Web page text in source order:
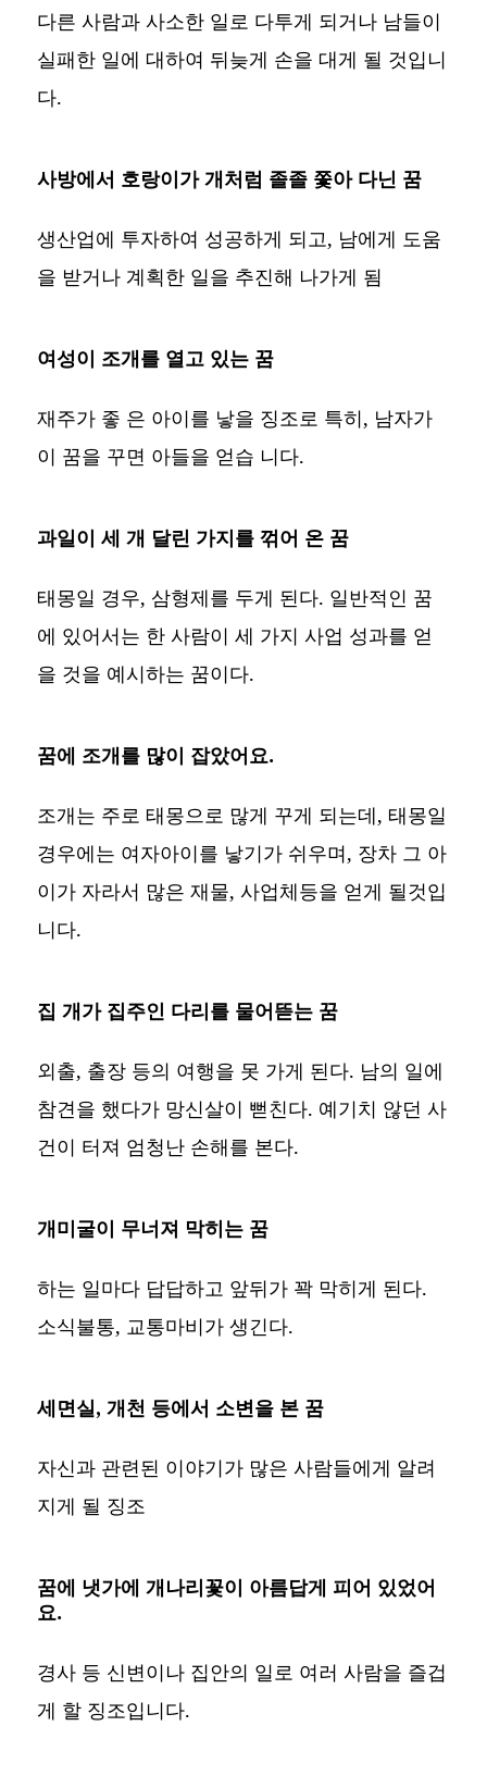
다른 사람과 사소한 일로 다투게 되거나 남들이
실패한 일에 대하여 뒤늦게 손을 대게 될 것입니
다.
사방에서 호랑이가 개처럼 졸졸 쫓아 다닌 꿈
생산업에 투자하여 성공하게 되고, 남에게 도움
을 받거나 계획한 일을 추진해 나가게 됨
여성이 조개를 열고 있는 꿈
재주가 좋 은 아이를 낳을 징조로 특히, 남자가
이 꿈을 꾸면 아들을 얻습 니다.
과일이 세 개 달린 가지를 꺾어 온 꿈
태몽일 경우, 삼형제를 두게 된다. 일반적인 꿈
에 있어서는 한 사람이 세 가지 사업 성과를 얻
을 것을 예시하는 꿈이다.
꿈에 조개를 많이 잡았어요.
조개는 주로 태몽으로 많게 꾸게 되는데, 태몽일
경우에는 여자아이를 낳기가 쉬우며, 장차 그 아
이가 자라서 많은 재물, 사업체등을 얻게 될것입
니다.
집 개가 집주인 다리를 물어뜯는 꿈
외출, 출장 등의 여행을 못 가게 된다. 남의 일에
참견을 했다가 망신살이 뻗친다. 예기치 않던 사
건이 터져 엄청난 손해를 본다.
개미굴이 무너져 막히는 꿈
하는 일마다 답답하고 앞뒤가 꽉 막히게 된다.
소식불통, 교통마비가 생긴다.
세면실, 개천 등에서 소변을 본 꿈
자신과 관련된 이야기가 많은 사람들에게 알려
지게 될 징조
꿈에 냇가에 개나리꽃이 아름답게 피어 있었어
요.
경사 등 신변이나 집안의 일로 여러 사람을 즐겁
게 할 징조입니다.